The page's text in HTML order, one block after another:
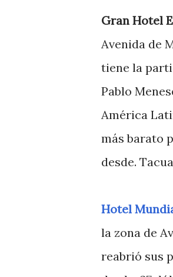
Gran Hotel
Avenida de
tiene la
Pablo
América
más barato
desde.
Hotel
la zona de
reabrió sus